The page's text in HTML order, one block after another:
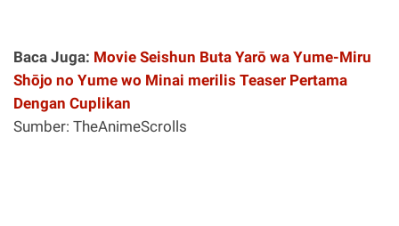
Baca Juga: Movie Seishun Buta Yarō wa Yume-Miru
Shōjo no Yume wo Minai merilis Teaser Pertama
Dengan Cuplikan
Sumber: TheAnimeScrolls